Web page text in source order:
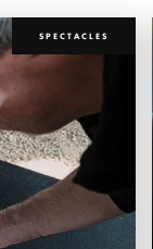
SPECTACLES